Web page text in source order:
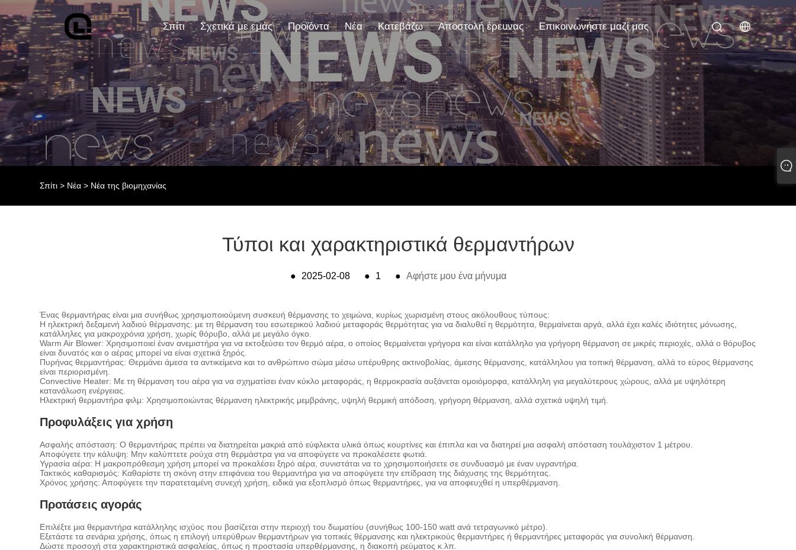
Σπίτι Σχετικά με εμάς Προϊόντα Νέα Κατεβάζω Αποστολή έρευνας Επικοινωνήστε μαζί μας
Σπίτι > Νέα > Νέα της βιομηχανίας
Τύποι και χαρακτηριστικά θερμαντήρων
● 2025-02-08 ● 1 ● Αφήστε μου ένα μήνυμα
Ένας θερμαντήρας είναι μια συνήθως χρησιμοποιούμενη συσκευή θέρμανσης το χειμώνα, κυρίως χωρισμένη στους ακόλουθους τύπους:
Η ηλεκτρική δεξαμενή λαδιού θέρμανσης: με τη θέρμανση του εσωτερικού λαδιού μεταφοράς θερμότητας για να διαλυθεί η θερμότητα, θερμαίνεται αργά, αλλά έχει καλές ιδιότητες μόνωσης,
κατάλληλες για μακροχρόνια χρήση, χωρίς θόρυβο, αλλά με μεγάλο όγκο.
Warm Air Blower: Χρησιμοποιεί έναν ανεμιστήρα για να εκτοξεύσει τον θερμό αέρα, ο οποίος θερμαίνεται γρήγορα και είναι κατάλληλο για γρήγορη θέρμανση σε μικρές περιοχές, αλλά ο θόρυβος
είναι δυνατός και ο αέρας μπορεί να είναι σχετικά ξηρός.
Πυρήνας θερμαντήρας: Θερμάνει άμεσα τα αντικείμενα και το ανθρώπινο σώμα μέσω υπέρυθρης ακτινοβολίας, άμεσης θέρμανσης, κατάλληλου για τοπική θέρμανση, αλλά το εύρος θέρμανσης
είναι περιορισμένη.
Convective Heater: Με τη θέρμανση του αέρα για να σχηματίσει έναν κύκλο μεταφοράς, η θερμοκρασία αυξάνεται ομοιόμορφα, κατάλληλη για μεγαλύτερους χώρους, αλλά με υψηλότερη
κατανάλωση ενέργειας.
Ηλεκτρική θερμαντήρα φιλμ: Χρησιμοποιώντας θέρμανση ηλεκτρικής μεμβράνης, υψηλή θερμική απόδοση, γρήγορη θέρμανση, αλλά σχετικά υψηλή τιμή.
Προφυλάξεις για χρήση
Ασφαλής απόσταση: Ο θερμαντήρας πρέπει να διατηρείται μακριά από εύφλεκτα υλικά όπως κουρτίνες και έπιπλα και να διατηρεί μια ασφαλή απόσταση τουλάχιστον 1 μέτρου.
Αποφύγετε την κάλυψη: Μην καλύπτετε ρούχα στη θερμάστρα για να αποφύγετε να προκαλέσετε φωτιά.
Υγρασία αέρα: Η μακροπρόθεσμη χρήση μπορεί να προκαλέσει ξηρό αέρα, συνιστάται να το χρησιμοποιήσετε σε συνδυασμό με έναν υγραντήρα.
Τακτικός καθαρισμός: Καθαρίστε τη σκόνη στην επιφάνεια του θερμαντήρα για να αποφύγετε την επίδραση της διάχυσης της θερμότητας.
Χρόνος χρήσης: Αποφύγετε την παρατεταμένη συνεχή χρήση, ειδικά για εξοπλισμό όπως θερμαντήρες, για να αποφευχθεί η υπερθέρμανση.
Προτάσεις αγοράς
Επιλέξτε μια θερμαντήρα κατάλληλης ισχύος που βασίζεται στην περιοχή του δωματίου (συνήθως 100-150 watt ανά τετραγωνικό μέτρο).
Εξετάστε τα σενάρια χρήσης, όπως η επιλογή υπερύθρων θερμαντήρων για τοπικές θέρμανσης και ηλεκτρικούς θερμαντήρες ή θερμαντήρες μεταφοράς για συνολική θέρμανση.
Δώστε προσοχή στα χαρακτηριστικά ασφαλείας, όπως η προστασία υπερθέρμανσης, η διακοπή ρεύματος κ.λπ.